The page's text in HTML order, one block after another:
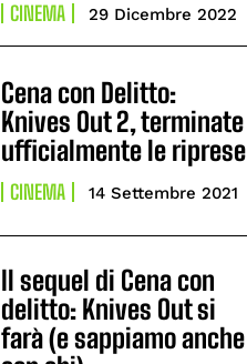
CINEMA 29 Dicembre 2022
Cena con Delitto:
Knives Out 2, terminate
ufficialmente le riprese
CINEMA 14 Settembre 2021
Il sequel di Cena con
delitto: Knives Out si
farà (e sappiamo anche